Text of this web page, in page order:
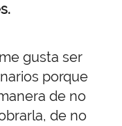
gusta ser
porque
de no
de no